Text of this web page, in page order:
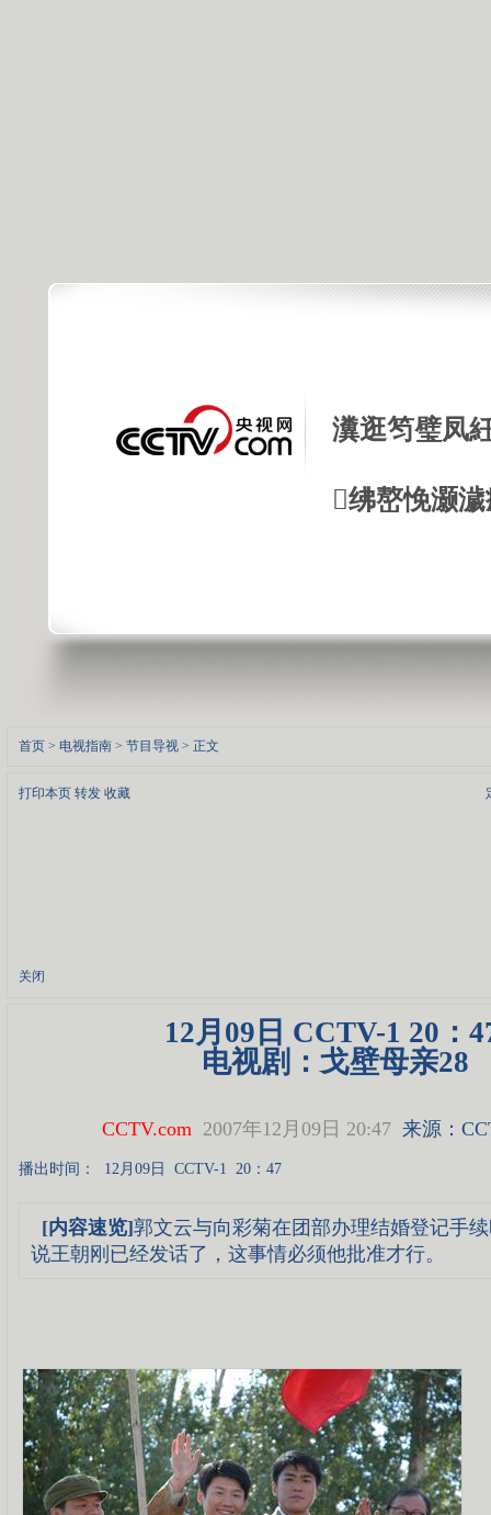
瀵逛笉璧凤
绋嶅悗灏
首页 > 电视指南 > 节目导视 > 正文
打印本页 转发 收藏
关闭
12月09日 CCTV-1 20：
电视剧：戈壁母亲28
CCTV.com 2007年12月09日 20:47来源：
播出时间： 12月09日 CCTV-1 20：47
[内容速览]郭文云与向彩菊在团部办理结婚登记手
说王朝刚已经发话了，这事情必须他批准才行。